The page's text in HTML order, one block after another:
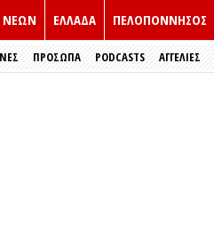
ΝΕΩΝ ΕΛΛΑΔΑ ΠΕΛΟΠΟΝΝΗΣΟΣ
ΠΡΌΣΩΠΑ PODCASTS ΑΓΓΕΛΙΕΣ